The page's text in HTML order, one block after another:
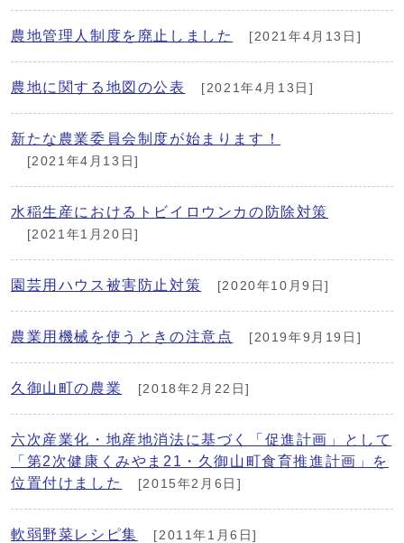
農地管理人制度を廃止しました [2021年4月13日]
農地に関する地図の公表 [2021年4月13日]
新たな農業委員会制度が始まります！
[2021年4月13日]
水稲生産におけるトビイロウンカの防除対策
[2021年1月20日]
園芸用ハウス被害防止対策 [2020年10月9日]
農業用機械を使うときの注意点 [2019年9月19日]
久御山町の農業 [2018年2月22日]
六次産業化・地産地消法に基づく「促進計画」として
「第2次健康くみやま21・久御山町食育推進計画」を
位置付けました
[2015年2月6日]
軟弱野菜レシピ集 [2011年1月6日]